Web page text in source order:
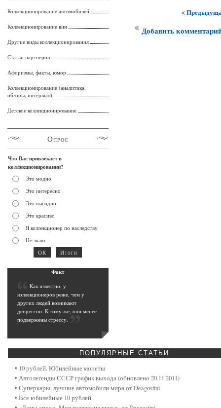
<
Добавить
Коллекционирование автомобилей
Коллекционирование вин
Другие виды коллекционирования
Статьи партнеров
Афоризмы, факты, юмор
Коллекционирование (аналитика,
обзоры, интервью)
Детское коллекционирование
Опрос
Что Вас привлекает в
коллекционировании?
Это модно
Это интересно
Это выгодно
Это красиво
Я коллекционер по наследству
Не знаю
Факт
Как известно, у
коллекционеров реже, чем у
других людей возникают
депрессии. К тому же, они менее
подвержены стрессу.
ПОПУЛЯРНЫЕ СТАТЬИ
10 рублей. Юбилейные монеты
Автолегенды СССР график выхода (обновлено 20.11.2011)
Суперкары, лучшие автомобили мира от Deagostini
Все юбилейные 10 рублей